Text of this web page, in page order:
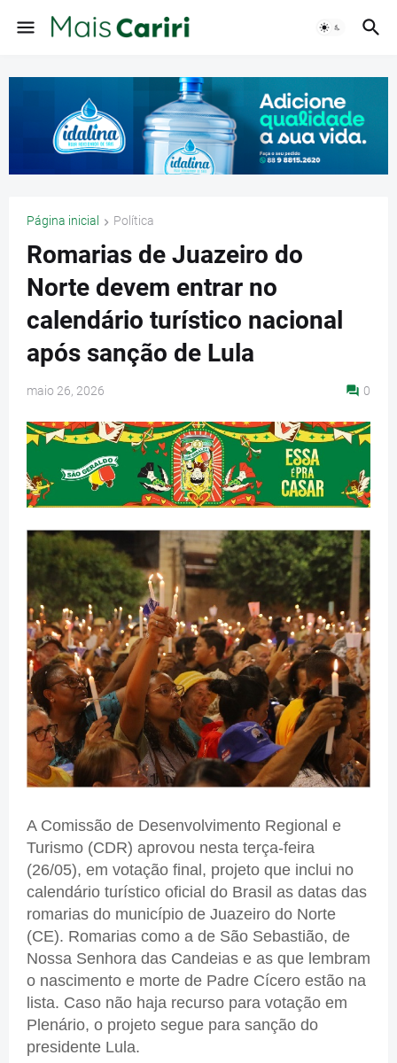
Página inicial Política
Romarias de Juazeiro do
Norte devem entrar no
calendário turístico nacional
após sanção de Lula
maio 26, 2026 0
A Comissão de Desenvolvimento Regional e
Turismo (CDR) aprovou nesta terça-feira
(26/05), em votação final, projeto que inclui no
calendário turístico oficial do Brasil as datas das
romarias do município de Juazeiro do Norte
(CE). Romarias como a de São Sebastião, de
Nossa Senhora das Candeias e as que lembram
o nascimento e morte de Padre Cícero estão na
lista. Caso não haja recurso para votação em
Plenário, o projeto segue para sanção do
presidente Lula.